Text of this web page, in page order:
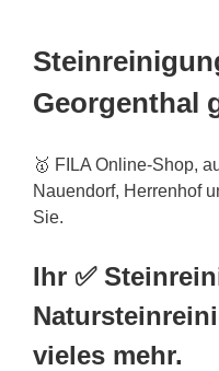
Georgenthal
🥇 FILA Online-Shop,
Nauendorf, Herrenhof
Sie.
Ihr ✅
vieles mehr.